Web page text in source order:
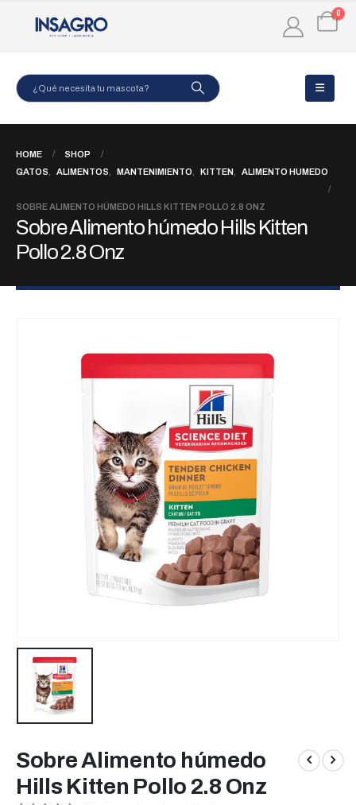
0
HOME
SHOP
GATOS
ALIMENTOS MANTENIMIENTO KITTEN ALIMENTO HUMEDO
SOBRE ALIMENTO HÚMEDO HILLS KITTEN POLLO 2.8 ONZ
Sobre Alimento húmedo Hills Kitten
Pollo 2.8 Onz
Sobre Alimento húmedo
Hills Kitten Pollo 2.8 Onz